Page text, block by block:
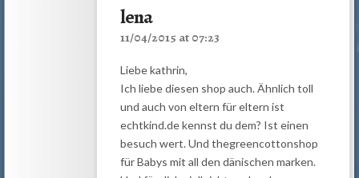
lena
11/04/2015 at 07:23
Liebe kathrin,
Ich liebe diesen shop auch. Ähnlich toll
und auch von eltern für eltern ist
echtkind.de kennst du dem? Ist einen
besuch wert. Und thegreencottonshop
für Babys mit all den dänischen marken.